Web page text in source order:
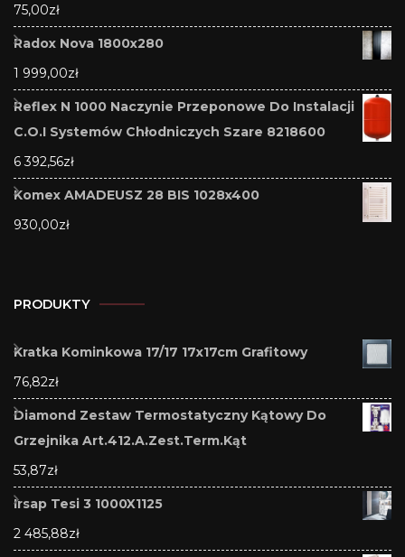
75,00zł
Radox Nova 1800x280
1 999,00zł
Reflex N 1000 Naczynie Przeponowe Do Instalacji
C.O.I Systemów Chłodniczych Szare 8218600
6 392,56zł
Komex AMADEUSZ 28 BIS 1028x400
930,00zł
PRODUKTY
Kratka Kominkowa 17/17 17x17cm Grafitowy
76,82zł
Diamond Zestaw Termostatyczny Kątowy Do
Grzejnika Art.412.A.Zest.Term.Kąt
53,87zł
Irsap Tesi 3 1000X1125
2 485,88zł